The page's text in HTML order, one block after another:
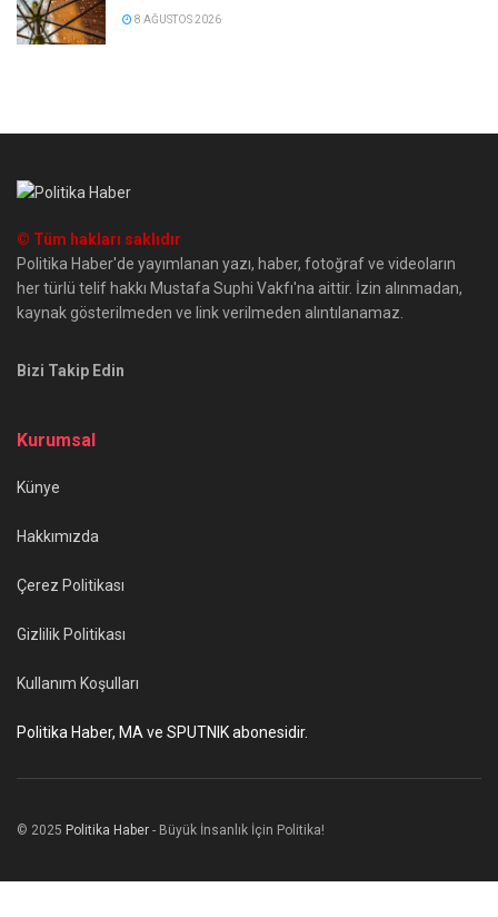
8 AĞUSTOS 2026
© Tüm hakları saklıdır
Politika Haber'de yayımlanan yazı, haber, fotoğraf ve videoların
her türlü telif hakkı Mustafa Suphi Vakfı'na aittir. İzin alınmadan,
kaynak gösterilmeden ve link verilmeden alıntılanamaz.
Bizi Takip Edin
Kurumsal
Künye
Hakkımızda
Çerez Politikası
Gizlilik Politikası
Kullanım Koşulları
Politika Haber, MA ve SPUTNIK abonesidir.
© 2025 Politika Haber - Büyük İnsanlık İçin Politika!